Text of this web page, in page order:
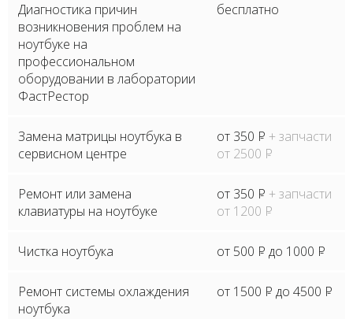
Диагностика причин
возникновения проблем на
ноутбуке на
профессиональном
оборудовании в лаборатории
ФастРестор
бесплатно
Замена матрицы ноутбука в
сервисном центре
от 350 P + запчасти
от 2500 P
Ремонт или замена
клавиатуры на ноутбуке
от 350 P + запчасти
от 1200 P
Чистка ноутбука от 500 P до 1000 P
Ремонт системы охлаждения
ноутбука
от 1500 P до 4500 P